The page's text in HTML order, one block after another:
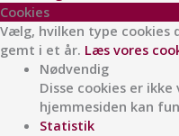
Cookies
Vælg, hvilken type cookies
gemt i et år. Læs vores
Nødvendig
Disse cookies er
hjemmesiden kan
Statistik